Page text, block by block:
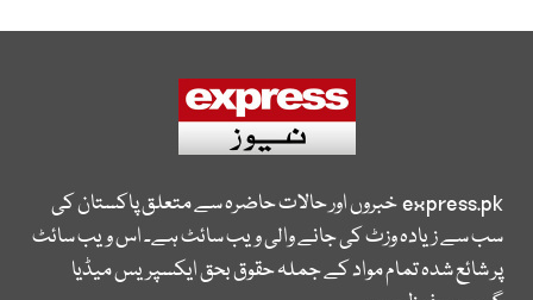
express.pkخبروں اور حالات حاضرہ سے متعلق پاکستان کی
سب سے زیادہ وزٹ کی جانے والی ویب سائٹ ہے۔ اس ویب سائٹ
پر شائع شدہ تمام مواد کے جملہ حقوق بحق ایکسپریس میڈیا